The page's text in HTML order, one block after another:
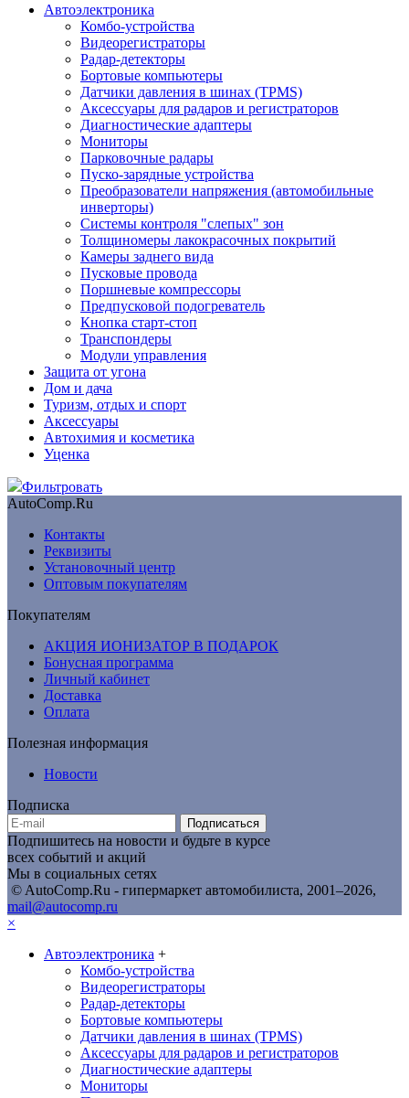
Автоэлектроника
Комбо-устройства
Видеорегистраторы
Радар-детекторы
Бортовые компьютеры
Датчики давления в шинах (TPMS)
Аксессуары для радаров и регистраторов
Диагностические адаптеры
Мониторы
Парковочные радары
Пуско-зарядные устройства
Преобразователи напряжения (автомобильные
инверторы)
Системы контроля "слепых" зон
Толщиномеры лакокрасочных покрытий
Камеры заднего вида
Пусковые провода
Поршневые компрессоры
Предпусковой подогреватель
Кнопка старт-стоп
Транспондеры
Модули управления
Защита от угона
Дом и дача
Туризм, отдых и спорт
Аксессуары
Автохимия и косметика
Уценка
Фильтровать
AutoComp.Ru
Контакты
Реквизиты
Установочный центр
Оптовым покупателям
Покупателям
АКЦИЯ ИОНИЗАТОР В ПОДАРОК
Бонусная программа
Личный кабинет
Доставка
Оплата
Полезная информация
Новости
Подписка
Подписаться
Подпишитесь на новости и будьте в курсе
всех событий и акций
Мы в социальных сетях
© AutoComp.Ru - гипермаркет автомобилиста, 2001–2026,
mail@autocomp.ru
×
Автоэлектроника +
Комбо-устройства
Видеорегистраторы
Радар-детекторы
Бортовые компьютеры
Датчики давления в шинах (TPMS)
Аксессуары для радаров и регистраторов
Диагностические адаптеры
Мониторы